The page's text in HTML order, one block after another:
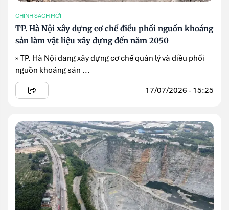
CHÍNH SÁCH MỚI
TP. Hà Nội xây dựng cơ chế điều phối nguồn khoáng
sản làm vật liệu xây dựng đến năm 2050
» TP. Hà Nội đang xây dựng cơ chế quản lý và điều phối
nguồn khoáng sản ...
17/07/2026 - 15:25